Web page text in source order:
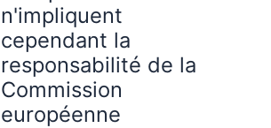
n'impliquent
cependant la
responsabilité de la
Commission
européenne